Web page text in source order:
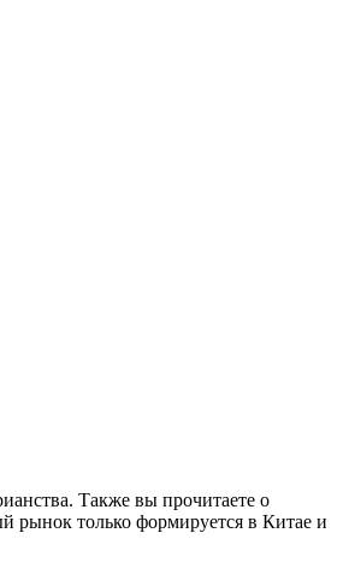
Также вы прочитаете о
рынок только формируется в Китае и